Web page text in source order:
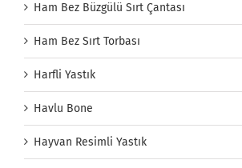
Ham Bez Büzgülü Sırt Çantası
Ham Bez Sırt Torbası
Harfli Yastık
Havlu Bone
Hayvan Resimli Yastık